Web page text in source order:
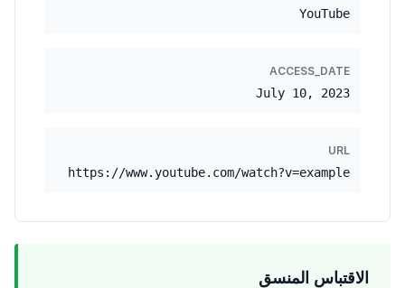
YouTube
ACCESS_DATE
July 10, 2023
URL
https://www.youtube.com/watch?v=example
الاقتباس المنسق